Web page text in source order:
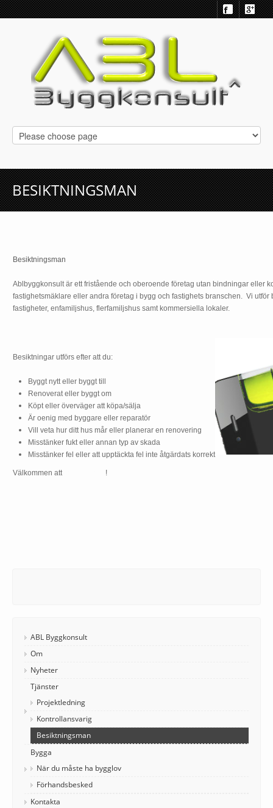
BESIKTNINGSMAN
Besiktningsman
Ablbyggkonsult är ett fristående och oberoende företag utan bindningar eller
fastighetsmäklare eller andra företag i bygg och fastighets branschen. Vi utför
fastigheter, enfamiljshus, flerfamiljshus samt kommersiella lokaler.
Besiktningar utförs efter att du:
Byggt nytt eller byggt till
Renoverat eller byggt om
Köpt eller överväger att köpa/sälja
Är oenig med byggare eller reparatör
Vill veta hur ditt hus mår eller planerar en renovering
Misstänker fukt eller annan typ av skada
Misstänker fel eller att upptäckta fel inte åtgärdats korrekt
Välkommen att !
ABL Byggkonsult
Om
Nyheter
Tjänster
Projektledning
Kontrollansvarig
Besiktningsman
Bygga
När du måste ha bygglov
Förhandsbesked
Kontakta